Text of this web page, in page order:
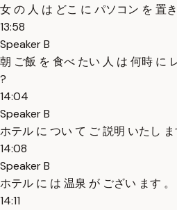
女 の 人 は どこ に パソコン を 置
13:58
Speaker B
朝 ご飯 を 食べ たい 人 は 何時 に
?
14:04
Speaker B
ホテル に つい て ご 説明 いたし ま
14:08
Speaker B
ホテル に は 温泉 が ござい ます 。
14:11